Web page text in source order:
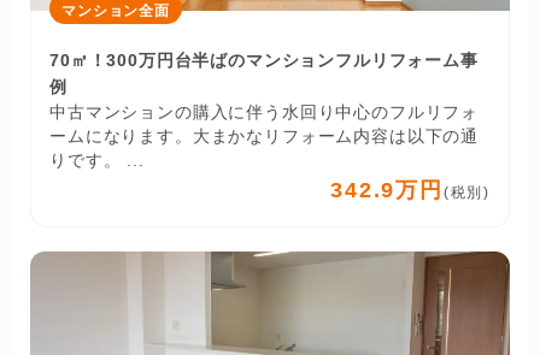
マンション全面
70㎡！300万円台半ばのマンションフルリフォーム事
例
中古マンションの購入に伴う水回り中心のフルリフォ
ームになります。大まかなリフォーム内容は以下の通
りです。 ...
342.9万円 (税別)